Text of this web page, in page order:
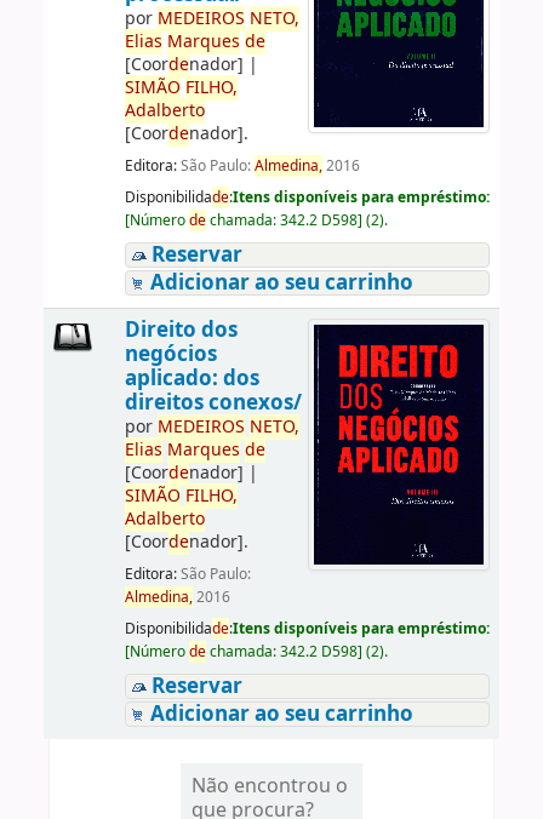
por MEDEIROS NETO,
Elias Marques de
[Coordenador] |
SIMÃO FILHO,
Adalberto
[Coordenador].
Editora:São Paulo:Almedina,2016
Disponibilidade:Itens disponíveis para empréstimo:
[Númerodechamada:342.2 D598] (2).
Reservar
Adicionar ao seu carrinho
Direito dos
negócios
aplicado: dos
direitos conexos/
por MEDEIROS NETO,
Elias Marques de
[Coordenador] |
SIMÃO FILHO,
Adalberto
[Coordenador].
Editora:São Paulo:
Almedina,2016
Disponibilidade:Itens disponíveis para empréstimo:
[Númerodechamada:342.2 D598] (2).
Reservar
Adicionar ao seu carrinho
Não encontrou o
que procura?